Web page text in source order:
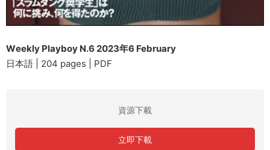
Wеekly Plаyboy N.6 2023年6 February
日本語 | 204 pages | PDF
資源下載
立即下載